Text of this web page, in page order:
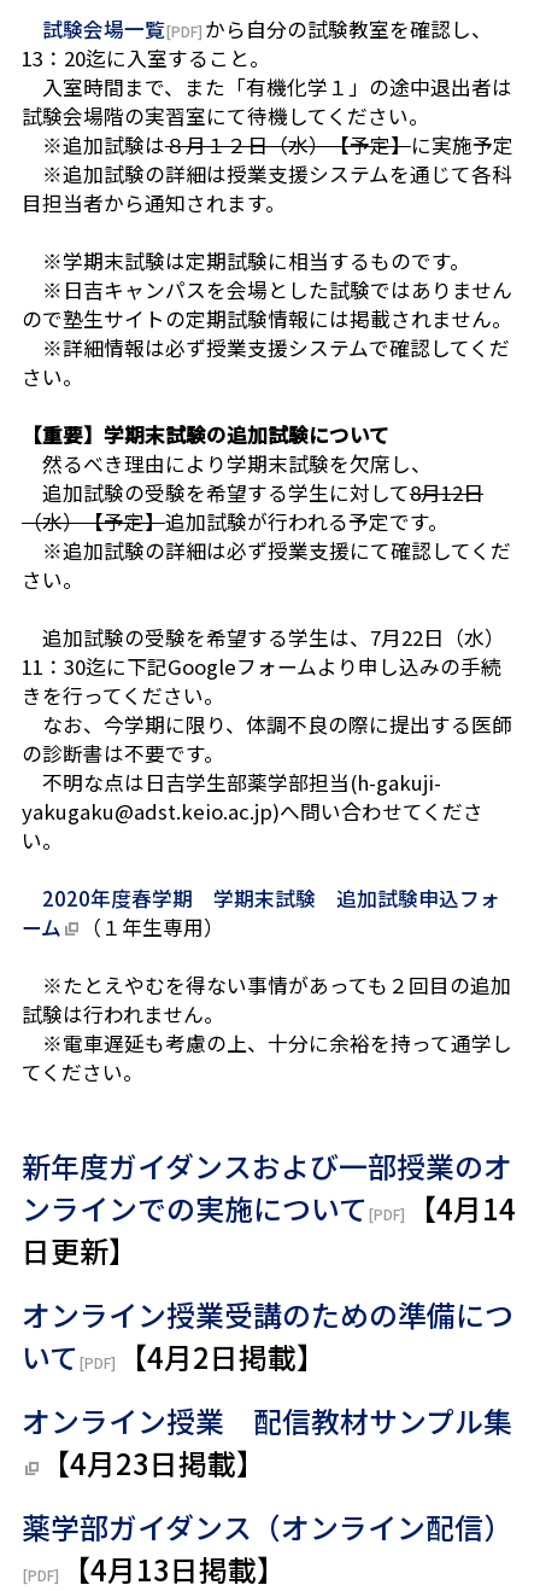
試験会場一覧
から自分の試験教室を確認し、
13：20迄に入室すること。
入室時間まで、また「有機化学１」の途中退出者は
試験会場階の実習室にて待機してください。
※追加試験は８月１２日（水）【予定】に実施予定
※追加試験の詳細は授業支援システムを通じて各科
目担当者から通知されます。
※学期末試験は定期試験に相当するものです。
※日吉キャンパスを会場とした試験ではありません
ので塾生サイトの定期試験情報には掲載されません。
※詳細情報は必ず授業支援システムで確認してくだ
さい。
【重要】学期末試験の追加試験について
然るべき理由により学期末試験を欠席し、
追加試験の受験を希望する学生に対して8月12日
（水）【予定】追加試験が行われる予定です。
※追加試験の詳細は必ず授業支援にて確認してくだ
さい。
追加試験の受験を希望する学生は、 7月22日（水）
11：30迄に下記Googleフォームより申し込みの手続
きを行ってください。
なお、今学期に限り、体調不良の際に提出する医師
の診断書は不要です。
不明な点は日吉学生部薬学部担当(h-gakuji-
yakugaku@adst.keio.ac.jp)へ問い合わせてくださ
い。
2020年度春学期 学期末試験 追加試験申込フォ
ーム
（１年生専用）
※たとえやむを得ない事情があっても２回目の追加
試験は行われません。
※電車遅延も考慮の上、十分に余裕を持って通学し
てください。
新年度ガイダンスおよび一部授業のオ
ンラインでの実施について
【4月14
日更新】
オンライン授業受講のための準備につ
いて
【4月2日掲載】
オンライン授業 配信教材サンプル集
【4月23日掲載】
薬学部ガイダンス（オンライン配信）
【4月13日掲載】